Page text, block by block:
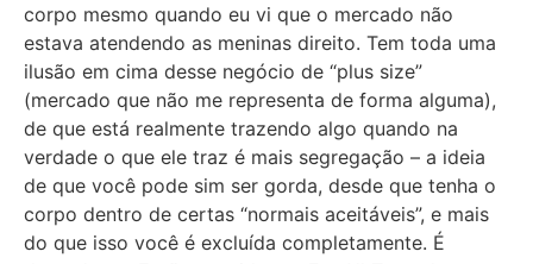
corpo mesmo quando eu vi que o mercado não
estava atendendo as meninas direito. Tem toda uma
ilusão em cima desse negócio de “plus size”
(mercado que não me representa de forma alguma),
de que está realmente trazendo algo quando na
verdade o que ele traz é mais segregação – a ideia
de que você pode sim ser gorda, desde que tenha o
corpo dentro de certas “normais aceitáveis”, e mais
do que isso você é excluída completamente. É